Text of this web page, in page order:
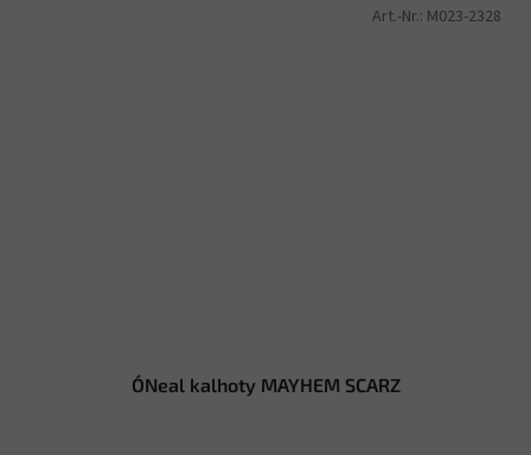
O´Neal kalhoty MAYHEM SCARZ
Art.-Nr.: M023-2328